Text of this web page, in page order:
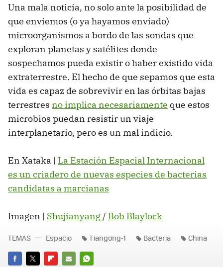
Una mala noticia, no solo ante la posibilidad de
que enviemos (o ya hayamos enviado)
microorganismos a bordo de las sondas que
exploran planetas y satélites donde
sospechamos pueda existir o haber existido vida
extraterrestre. El hecho de que sepamos que esta
vida es capaz de sobrevivir en las órbitas bajas
terrestres no implica necesariamente que estos
microbios puedan resistir un viaje
interplanetario, pero es un mal indicio.
En Xataka | La Estación Espacial Internacional
es un criadero de nuevas especies de bacterias
candidatas a marcianas
Imagen | Shujianyang / Bob Blaylock
TEMAS Espacio Tiangong-1 Bacteria China